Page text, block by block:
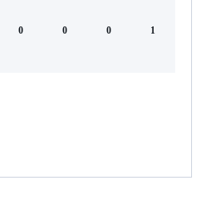
0 0 0 1